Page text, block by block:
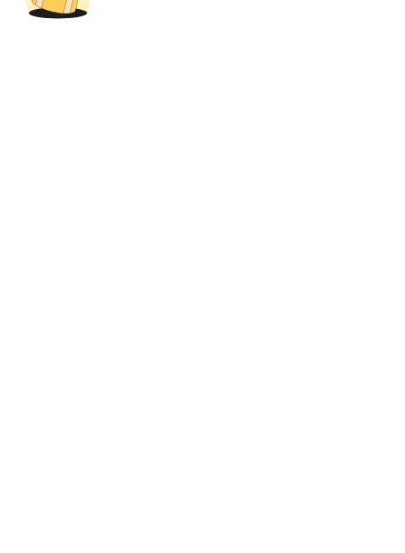
Precious Metals Trading Carnival